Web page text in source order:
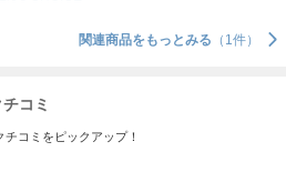
関連商品をもっとみる （1件）
コミ
コミをピックアップ！